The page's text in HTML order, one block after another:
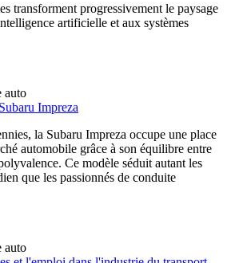
transforment progressivement le paysage
artificielle et aux systèmes
auto
Impreza
la Subaru Impreza occupe une place
automobile grâce à son équilibre entre
Ce modèle séduit autant les
que les passionnés de conduite
auto